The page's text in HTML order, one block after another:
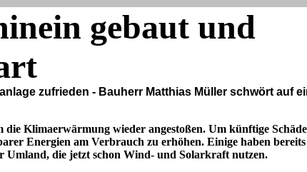
gebaut und
zufrieden - Bauherr Matthias Müller schwört auf
Klimaerwärmung wieder angestoßen. Um künftige
Energien am Verbrauch zu erhöhen. Einige haben
Umland, die jetzt schon Wind- und Solarkraft nutzen.